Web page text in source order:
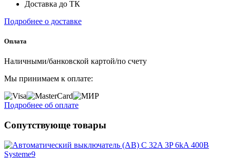
Доставка до ТК
Подробнее о доставке
Оплата
Наличными/банковской картой/по счету
Мы принимаем к оплате:
Подробнее об оплате
Сопутствующе товары